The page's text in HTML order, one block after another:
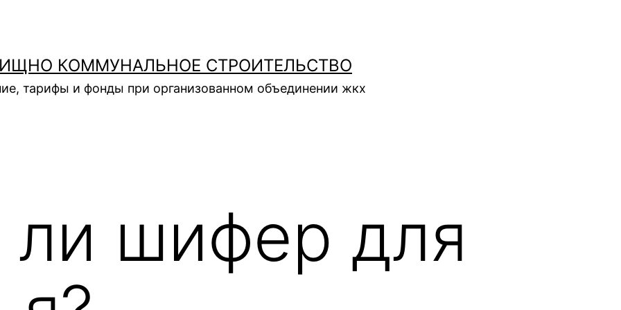
КОММУНАЛЬНОЕ СТРОИТЕЛЬСТВО
тарифы и фонды при организованном объединении жкх
ли шифер для